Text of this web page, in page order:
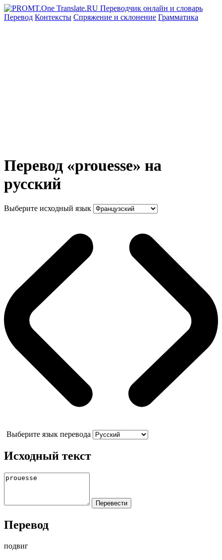
Перевод Контексты Спряжение и склонение Грамматика
Перевод «prouesse» на
русский
Выберите исходный язык
Выберите язык перевода
Исходный текст
Перевод
подвиг